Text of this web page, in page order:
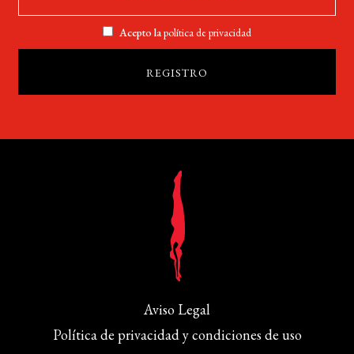
Acepto lapolítica de privacidad
Aviso Legal
Política de privacidad y condiciones de uso